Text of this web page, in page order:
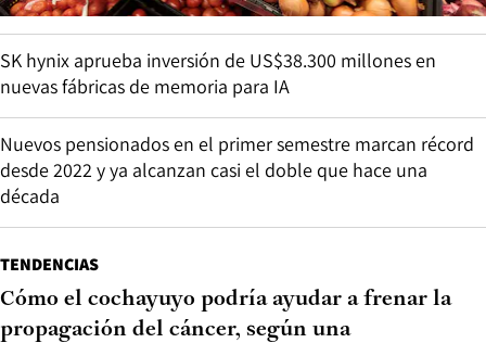
SK hynix aprueba inversión de US$38.300 millones en
nuevas fábricas de memoria para IA
Nuevos pensionados en el primer semestre marcan récord
desde 2022 y ya alcanzan casi el doble que hace una
década
TENDENCIAS
Cómo el cochayuyo podría ayudar a frenar la
propagación del cáncer, según una